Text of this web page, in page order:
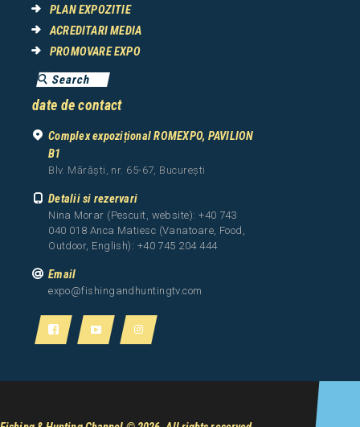
PLAN EXPOZITIE
ACREDITARI MEDIA
PROMOVARE EXPO
date de contact
Complex expozițional ROMEXPO, PAVILION
B1
Blv. Mărăști, nr. 65-67, București
Detalii si rezervari
Nina Morar (Pescuit, website): +40 743
040 018 Anca Matiesc (Vanatoare, Food,
Outdoor, English): +40 745 204 444
Email
expo@fishingandhuntingtv.com